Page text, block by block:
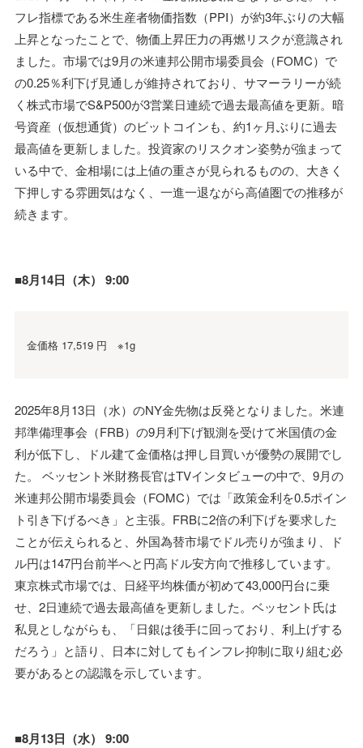
フレ指標である米生産者物価指数（PPI）が約3年ぶりの大幅
上昇となったことで、物価上昇圧力の再燃リスクが意識され
ました。市場では9月の米連邦公開市場委員会（FOMC）で
の0.25％利下げ見通しが維持されており、サマーラリーが続
く株式市場でS&P500が3営業日連続で過去最高値を更新。暗
号資産（仮想通貨）のビットコインも、約1ヶ月ぶりに過去
最高値を更新しました。投資家のリスクオン姿勢が強まって
いる中で、金相場には上値の重さが見られるものの、大きく
下押しする雰囲気はなく、一進一退ながら高値圏での推移が
続きます。
■8月14日（木） 9:00
金価格 17,519 円 ※1g
2025年8月13日（水）のNY金先物は反発となりました。米連
邦準備理事会（FRB）の9月利下げ観測を受けて米国債の金
利が低下し、ドル建て金価格は押し目買いが優勢の展開でし
た。 ベッセント米財務長官はTVインタビューの中で、9月の
米連邦公開市場委員会（FOMC）では「政策金利を0.5ポイン
ト引き下げるべき」と主張。FRBに2倍の利下げを要求した
ことが伝えられると、外国為替市場でドル売りが強まり、ド
ル円は147円台前半へと円高ドル安方向で推移しています。
東京株式市場では、日経平均株価が初めて43,000円台に乗
せ、2日連続で過去最高値を更新しました。ベッセント氏は
私見としながらも、「日銀は後手に回っており、利上げする
だろう」と語り、日本に対してもインフレ抑制に取り組む必
要があるとの認識を示しています。
■8月13日（水） 9:00